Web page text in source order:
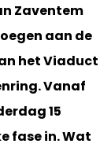
Zaventem
aan de
het Viaduct
Vanaf
15
fase in. Wat